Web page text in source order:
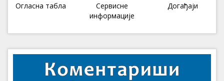
Огласна табла
Сервисне
информације
Догађаји